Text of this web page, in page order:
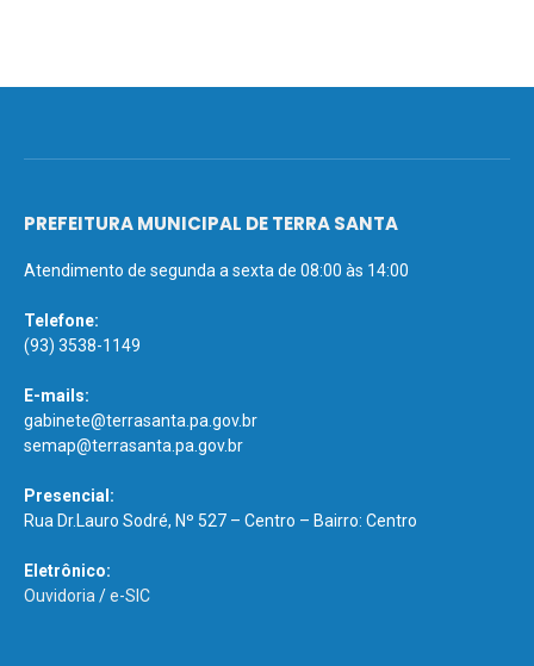
PREFEITURA MUNICIPAL DE TERRA SANTA
Atendimento de segunda a sexta de 08:00 às 14:00
Telefone:
(93) 3538-1149
E-mails:
gabinete@terrasanta.pa.gov.br
semap@terrasanta.pa.gov.br
Presencial:
Rua Dr.Lauro Sodré, Nº 527 – Centro – Bairro: Centro
Eletrônico:
Ouvidoria /e-SIC